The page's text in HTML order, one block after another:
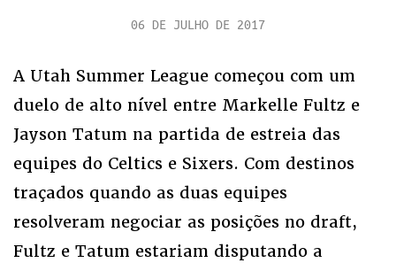
06 DE JULHO DE 2017
A Utah Summer League começou com um
duelo de alto nível entre Markelle Fultz e
Jayson Tatum na partida de estreia das
equipes do Celtics e Sixers. Com destinos
traçados quando as duas equipes
resolveram negociar as posições no draft,
Fultz e Tatum estariam disputando a